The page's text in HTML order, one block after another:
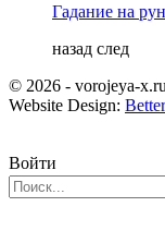
Гадание на
назад след
© 2026 - vorojeya-
Website Design:
Войти